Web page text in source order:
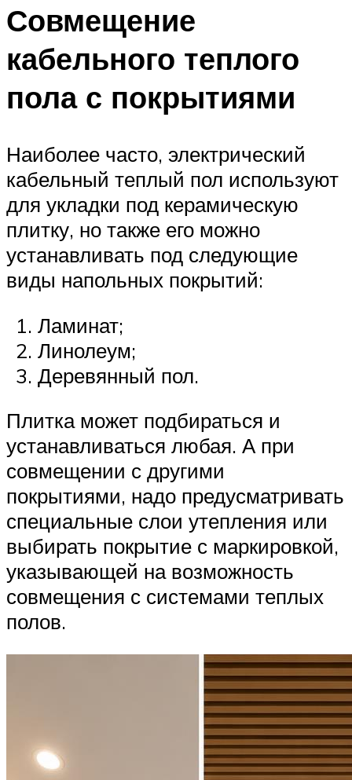
Совмещение
кабельного теплого
пола с покрытиями
Наиболее часто, электрический
кабельный теплый пол используют
для укладки под керамическую
плитку, но также его можно
устанавливать под следующие
виды напольных покрытий:
Ламинат;
Линолеум;
Деревянный пол.
Плитка может подбираться и
устанавливаться любая. А при
совмещении с другими
покрытиями, надо предусматривать
специальные слои утепления или
выбирать покрытие с маркировкой,
указывающей на возможность
совмещения с системами теплых
полов.